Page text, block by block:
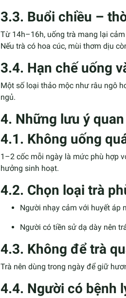
3.3. Buổi chiều –
Từ 14h–16h, uống trà mang lại
Nếu trà có hoa cúc, mùi thơm dịu
3.4. Hạn chế uống
Một số loại thảo mộc như râu ngô
ngủ.
4. Những lưu ý
4.1. Không uống
1–2 cốc mỗi ngày là mức phù hợp
hưởng sinh hoạt.
4.2. Chọn loại trà
Người nhạy cảm với huyết áp
Người có tiền sử dạ dày nên
4.3. Không để trà
Trà nên dùng trong ngày để giữ
4.4. Người có bệnh